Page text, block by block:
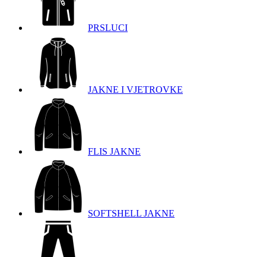
PRSLUCI
JAKNE I VJETROVKE
FLIS JAKNE
SOFTSHELL JAKNE